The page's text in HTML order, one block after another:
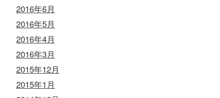
2016年6月
2016年5月
2016年4月
2016年3月
2015年12月
2015年1月